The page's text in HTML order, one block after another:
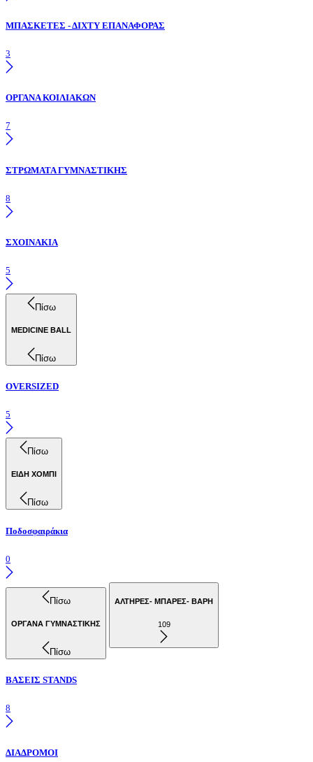
ΜΠΑΣΚΕΤΕΣ - ΔΙΧΤΥ ΕΠΑΝΑΦΟΡΑΣ
3
ΟΡΓΑΝΑ ΚΟΙΛΙΑΚΩΝ
7
ΣΤΡΩΜΑΤΑ ΓΥΜΝΑΣΤΙΚΗΣ
8
ΣΧΟΙΝΑΚΙΑ
5
Πίσω
MEDICINE BALL
Πίσω
OVERSIZED
5
Πίσω
ΕΙΔΗ ΧΟΜΠΙ
Πίσω
Ποδοσφαιράκια
0
Πίσω
ΟΡΓΑΝΑ ΓΥΜΝΑΣΤΙΚΗΣ
Πίσω
ΑΛΤΗΡΕΣ- ΜΠΑΡΕΣ- ΒΑΡΗ
109
ΒΑΣΕΙΣ STANDS
8
ΔΙΑΔΡΟΜΟΙ